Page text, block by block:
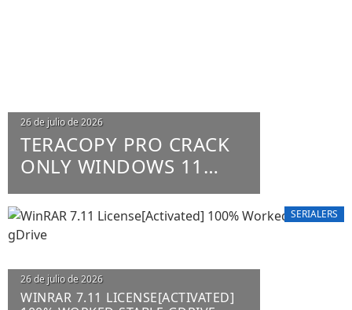
26 de julio de 2026
TERACOPY PRO CRACK
ONLY WINDOWS 11
X86-X64 100% WORKED
UNLIMITED
SERIALERS
26 de julio de 2026
WINRAR 7.11 LICENSE[ACTIVATED]